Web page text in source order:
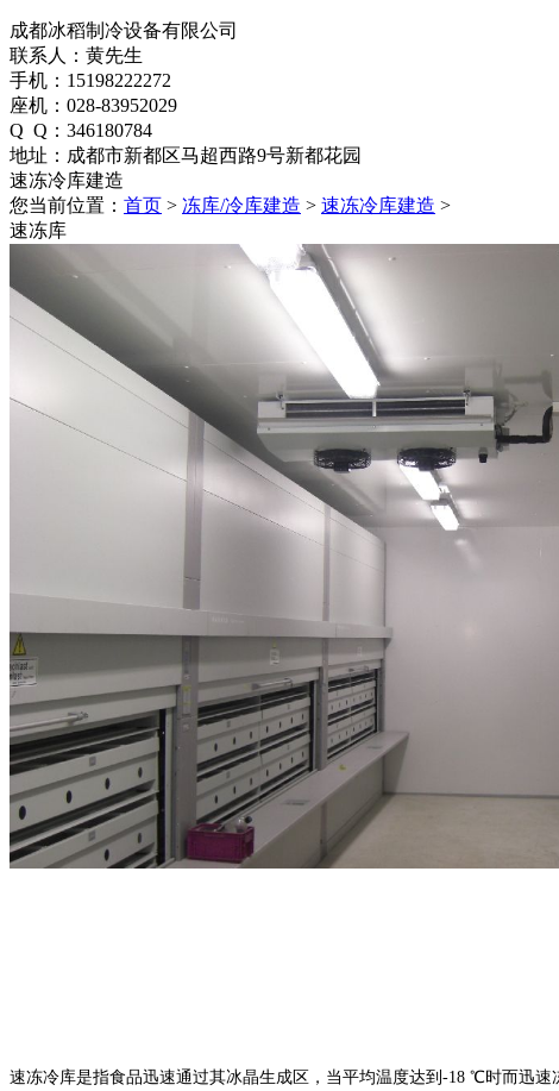
成都冰稻制冷设备有限公司
联系人：黄先生
手机：15198222272
座机：028-83952029
Q Q：346180784
地址：成都市新都区马超西路9号新都花园
速冻冷库建造
您当前位置： 首页 > 冻库/冷库建造 > 速冻冷库建造 >
速冻库
速冻冷库是指食品迅速通过其冰晶生成区，当平均温度达到-18 ℃时而迅